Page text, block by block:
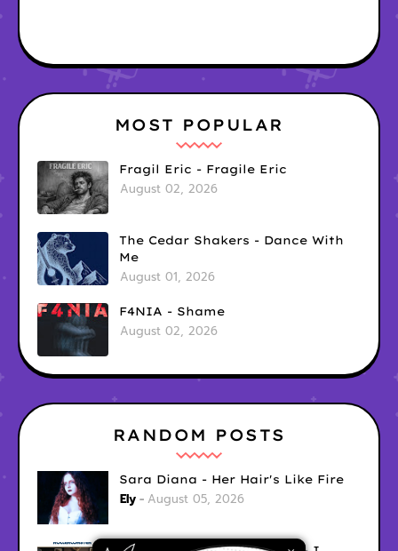
MOST POPULAR
Fragil Eric - Fragile Eric
August 02, 2026
The Cedar Shakers - Dance With
Me
August 01, 2026
F4NIA - Shame
August 02, 2026
RANDOM POSTS
Sara Diana - Her Hair's Like Fire
Ely August 05, 2026